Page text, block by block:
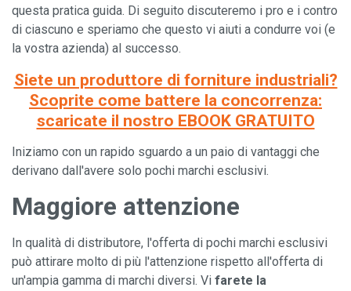
questa pratica guida. Di seguito discuteremo i pro e i contro
di ciascuno e speriamo che questo vi aiuti a condurre voi (e
la vostra azienda) al successo.
Siete un produttore di forniture industriali?
Scoprite come battere la concorrenza:
scaricate il nostro EBOOK GRATUITO
Iniziamo con un rapido sguardo a un paio di vantaggi che
derivano dall'avere solo pochi marchi esclusivi.
Maggiore attenzione
In qualità di distributore, l'offerta di pochi marchi esclusivi
può attirare molto di più l'attenzione rispetto all'offerta di
un'ampia gamma di marchi diversi. Vi farete la